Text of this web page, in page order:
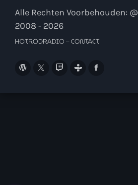
Alle Rechten Voorbehouden: @
2008 - 2026
HOTRODRADIO – CONTACT